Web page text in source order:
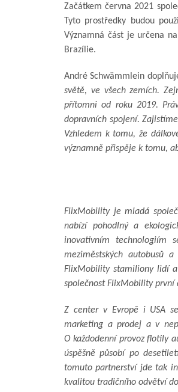
Začátkem června 2021
Tyto prostředky budou
Významná část je určena
Brazílie.
André Schwämmlein
světě, ve všech zemích.
přítomni od roku 2019.
dopravních spojení.
Vzhledem k tomu, že
významně přispěje k tomu,
FlixMobility je mladá
nabízí pohodlný a
inovativním technologiím
meziměstských autobusů
FlixMobility stamiliony lidí
společnost FlixMobility první
Z center v Evropě i USA
marketing a prodej a v
O každodenní provoz flotily
úspěšně působí po
tomuto partnerství jde tak
kvalitou tradičního odvětví